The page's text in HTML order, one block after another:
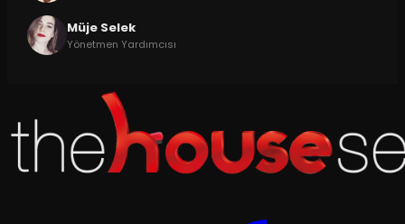
Müje Selek
Yönetmen Yardımcısı